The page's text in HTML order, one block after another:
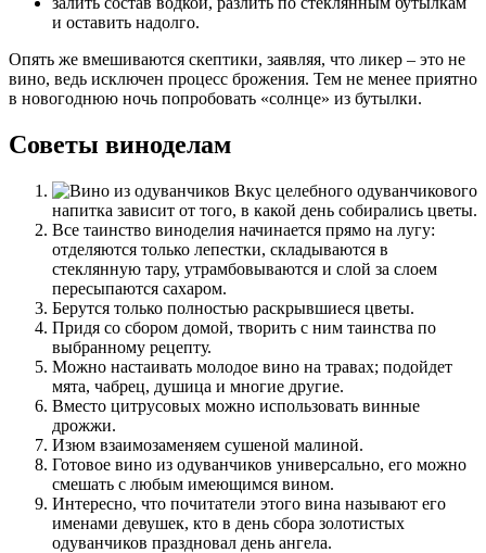
и оставить надолго.
Опять же вмешиваются скептики, заявляя, что ликер – это не
вино, ведь исключен процесс брожения. Тем не менее приятно
в новогоднюю ночь попробовать «солнце» из бутылки.
Советы виноделам
Вкус целебного одуванчикового
напитка зависит от того, в какой день собирались цветы.
Все таинство виноделия начинается прямо на лугу:
отделяются только лепестки, складываются в
стеклянную тару, утрамбовываются и слой за слоем
пересыпаются сахаром.
Берутся только полностью раскрывшиеся цветы.
Придя со сбором домой, творить с ним таинства по
выбранному рецепту.
Можно настаивать молодое вино на травах; подойдет
мята, чабрец, душица и многие другие.
Вместо цитрусовых можно использовать винные
дрожжи.
Изюм взаимозаменяем сушеной малиной.
Готовое вино из одуванчиков универсально, его можно
смешать с любым имеющимся вином.
Интересно, что почитатели этого вина называют его
именами девушек, кто в день сбора золотистых
одуванчиков праздновал день ангела.